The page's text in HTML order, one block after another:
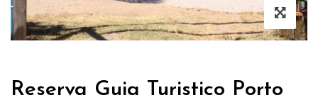
Reserva Guia Turistico Porto